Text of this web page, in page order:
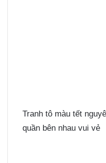
Tranh tô màu tết
quần bên nhau vui vẻ